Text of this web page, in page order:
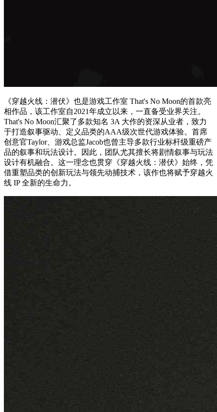
《穿越火线：潜伏》也是游戏工作室 That's No Moon的首款亮
相作品，该工作室自2021年成立以来，一直备受业界关注。
That's No Moon汇聚了多款知名 3A 大作的资深从业者，致力
于打造叙事驱动、定义品类的AAA级次世代游戏体验。首席
创意官Taylor、游戏总监Jacob也曾主导多款行业标杆级重磅产
品的叙事和玩法设计。因此，团队尤其擅长将剧情叙事与玩法
设计有机融合。这一理念也贯穿《穿越火线：潜伏》始终，凭
借重塑品类的创新玩法与领先动捕技术，该作也将赋予穿越火
线 IP 全新的生命力。